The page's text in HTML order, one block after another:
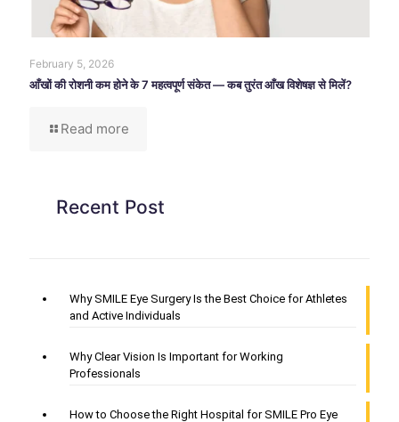
February 5, 2026
आँखों की रोशनी कम होने के 7 महत्वपूर्ण संकेत — कब तुरंत आँख विशेषज्ञ से मिलें?
Read more
Recent Post
Why SMILE Eye Surgery Is the Best Choice for Athletes
and Active Individuals
Why Clear Vision Is Important for Working
Professionals
How to Choose the Right Hospital for SMILE Pro Eye